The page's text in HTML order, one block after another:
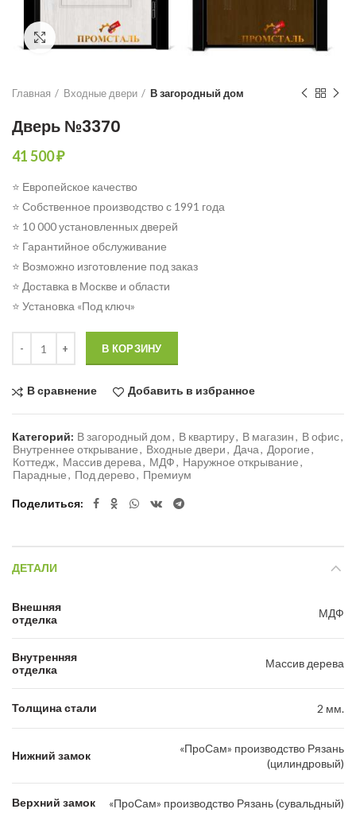
Click to enlarge
Главная Входные двери В загородный дом
Дверь №3370
41 500₽
⭐ Европейское качество
⭐ Собственное производство с 1991 года
⭐ 10 000 установленных дверей
⭐ Гарантийное обслуживание
⭐ Возможно изготовление под заказ
⭐ Доставка в Москве и области
⭐ Установка «Под ключ»
В КОРЗИНУ
В сравнение Добавить в избранное
Категорий: В загородный дом, В квартиру, В магазин, В офис,
Внутреннее открывание, Входные двери, Дача, Дорогие,
Коттедж, Массив дерева, МДФ, Наружное открывание,
Парадные, Под дерево, Премиум
Поделиться
ДЕТАЛИ
Внешняя
отделка
МДФ
Внутренняя
отделка
Массив дерева
Толщина стали 2 мм.
Нижний замок
«ПроСам» производство Рязань
(цилиндровый)
Верхний замок «ПроСам» производство Рязань (сувальдный)